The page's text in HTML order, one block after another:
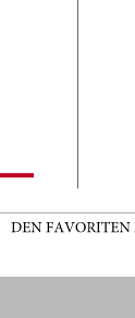
DEN FAVORITEN